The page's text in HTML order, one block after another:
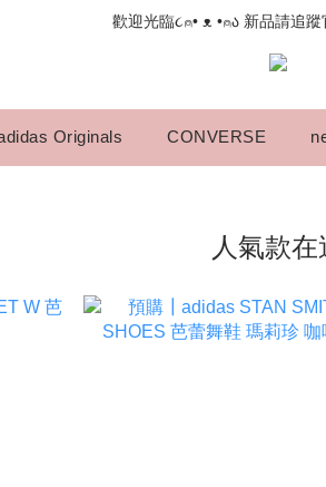
📣如果遇到結帳沒有反應，請另開瀏覽器
歡迎光臨૮⍝• ᴥ •⍝ა 新品請追
📣如果遇到結帳沒有反應，請另開瀏覽器
Originals CONVERSE
人氣款在